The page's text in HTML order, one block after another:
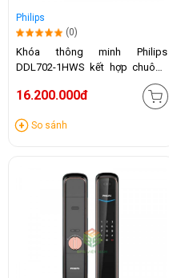
Philips
(0)
Khóa thông minh Philips
DDL702-1HWS kết hợp chuông
16.200.000đ
So sánh